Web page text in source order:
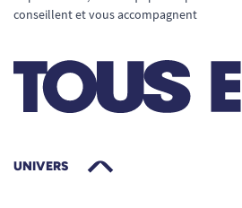
conseillent et vous accompagnent
UNIVERS